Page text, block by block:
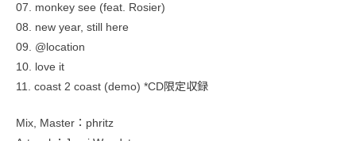
07. monkey see (feat. Rosier)
08. new year, still here
09. @location
10. love it
11. coast 2 coast (demo) *CD限定収録
Mix, Master：phritz